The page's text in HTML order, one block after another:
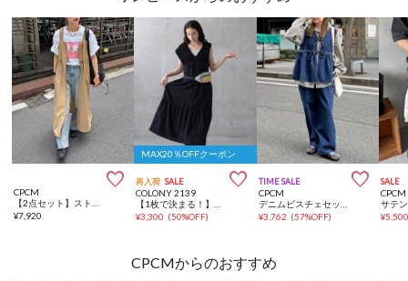

CPCM
【2点セット】ストレッチナイロンパッカブルジップワンピース
¥7,920
MAX20％OFFクーポン
再入荷 SALE 
COLONY 2139
【1枚で決まる！】軽量バックリボンシャーリングワンピース
¥3,300 (50%OFF)
TIME SALE 
CPCM
デニムビスチェセットアップ
¥3,762 (57%OFF)
SALE
CPCM
¥
CPCMからのおすすめ